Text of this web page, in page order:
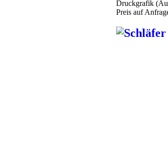
Druckgrafik
Preis auf